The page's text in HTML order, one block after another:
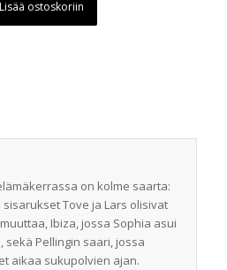
Lisää ostoskoriin
on kolme saarta:
Tove ja Lars olisivat
Ibiza, jossa Sophia asui
Pellingin saari, jossa
aikaa sukupolvien ajan.